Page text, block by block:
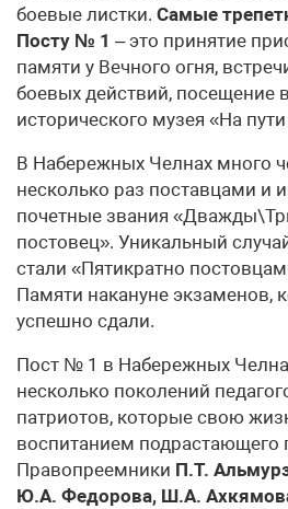
боевые листки. Самые
Посту № 1 – это принятие
памяти у Вечного огня,
боевых действий, посещение
исторического музея «На
В Набережных Челнах много
несколько раз поставцами и
почетные звания
постовец». Уникальный
стали «Пятикратно
Памяти накануне экзаменов,
успешно сдали.
Пост № 1 в Набережных
несколько поколений
патриотов, которые свою
воспитанием подрастающего
Правопреемники П.Т.
Ю.А. Федорова, Ш.А.